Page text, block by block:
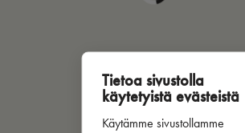
Tietoa sivustolla
käytetyistä evästeistä
Käytämme sivustollamme